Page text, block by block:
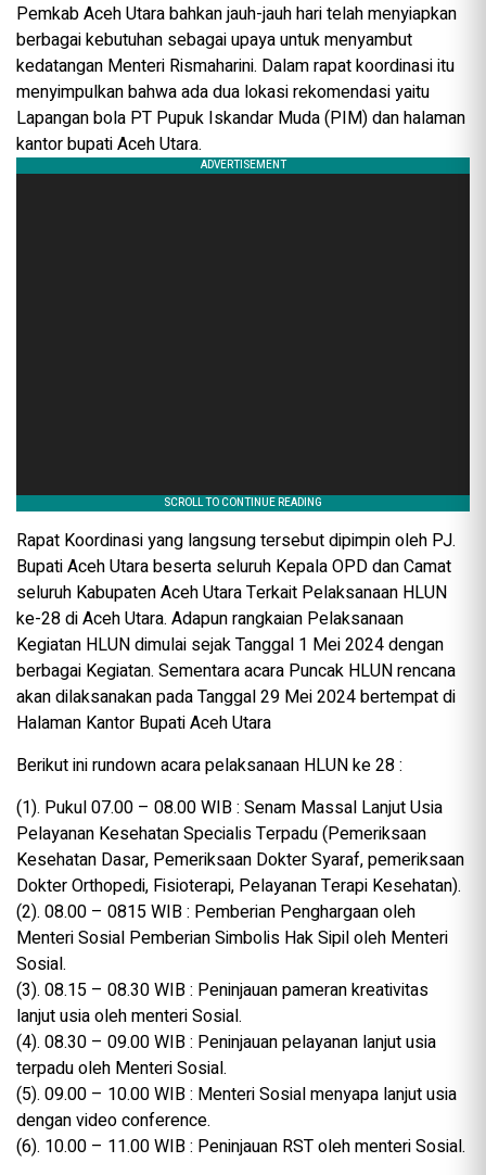
Pemkab Aceh Utara bahkan jauh-jauh hari telah menyiapkan
berbagai kebutuhan sebagai upaya untuk menyambut
kedatangan Menteri Rismaharini. Dalam rapat koordinasi itu
menyimpulkan bahwa ada dua lokasi rekomendasi yaitu
Lapangan bola PT Pupuk Iskandar Muda (PIM) dan halaman
kantor bupati Aceh Utara.
Rapat Koordinasi yang langsung tersebut dipimpin oleh PJ.
Bupati Aceh Utara beserta seluruh Kepala OPD dan Camat
seluruh Kabupaten Aceh Utara Terkait Pelaksanaan HLUN
ke-28 di Aceh Utara. Adapun rangkaian Pelaksanaan
Kegiatan HLUN dimulai sejak Tanggal 1 Mei 2024 dengan
berbagai Kegiatan. Sementara acara Puncak HLUN rencana
akan dilaksanakan pada Tanggal 29 Mei 2024 bertempat di
Halaman Kantor Bupati Aceh Utara
Berikut ini rundown acara pelaksanaan HLUN ke 28 :
(1). Pukul 07.00 – 08.00 WIB : Senam Massal Lanjut Usia
Pelayanan Kesehatan Specialis Terpadu (Pemeriksaan
Kesehatan Dasar, Pemeriksaan Dokter Syaraf, pemeriksaan
Dokter Orthopedi, Fisioterapi, Pelayanan Terapi Kesehatan).
(2). 08.00 – 0815 WIB : Pemberian Penghargaan oleh
Menteri Sosial Pemberian Simbolis Hak Sipil oleh Menteri
Sosial.
(3). 08.15 – 08.30 WIB : Peninjauan pameran kreativitas
lanjut usia oleh menteri Sosial.
(4). 08.30 – 09.00 WIB : Peninjauan pelayanan lanjut usia
terpadu oleh Menteri Sosial.
(5). 09.00 – 10.00 WIB : Menteri Sosial menyapa lanjut usia
dengan video conference.
(6). 10.00 – 11.00 WIB : Peninjauan RST oleh menteri Sosial.